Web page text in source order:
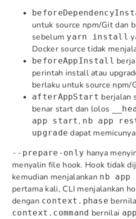
untuk source npm/Git dan
sebelum yarn install
Docker source tidak
beforeAppInstall
perintah install atau
berlaku untuk source npm/
afterAppStart berjalan
benar start dan lolos
app start , nb app
upgrade dapat memicunya
--prepare-only hanya
menyalin file hook. Hook tidak
kemudian menjalankan nb
pertama kali, CLI menjalankan
dengan context.phase
context.command bernilai